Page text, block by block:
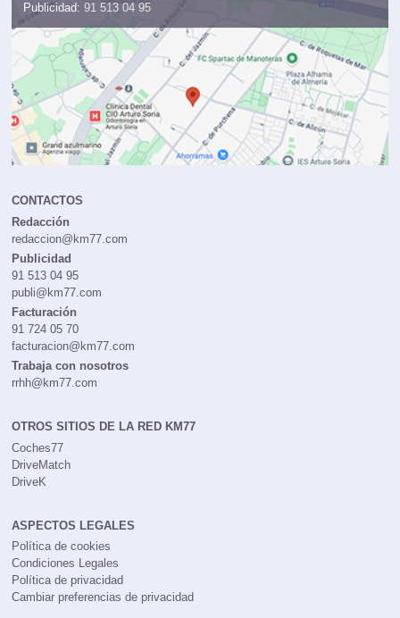
Publicidad: 91 513 04 95
CONTACTOS
Redacción
redaccion@km77.com
Publicidad
91 513 04 95
publi@km77.com
Facturación
91 724 05 70
facturacion@km77.com
Trabaja con nosotros
rrhh@km77.com
OTROS SITIOS DE LA RED KM77
Coches77
DriveMatch
DriveK
ASPECTOS LEGALES
Política de cookies
Condiciones Legales
Política de privacidad
Cambiar preferencias de privacidad